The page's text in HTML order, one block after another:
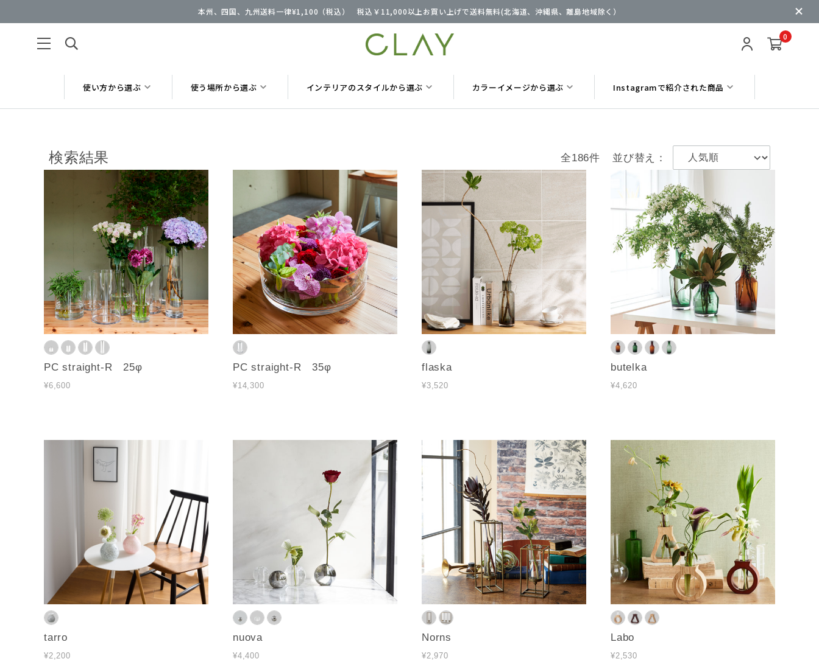
本州、四国、九州送料一律¥1,100（税込） 税込￥11,000以上お買い上げで送料無料(北海道、沖縄県、離島地域除く）
0
使い方から選ぶ 使う場所から選ぶ インテリアのスタイルから選ぶ カラーイメージから選ぶ Instagramで紹介された商品
検索結果 全186件 並び替え：
PC straight-R 25φ
¥6,600
PC straight-R 35φ
¥14,300
flaska
¥3,520
butelka
¥4,620
tarro
¥2,200
nuova
¥4,400
Norns
¥2,970
Labo
¥2,530